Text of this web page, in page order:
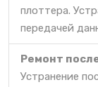
плоттера.
передачей
Ремонт
Устранение